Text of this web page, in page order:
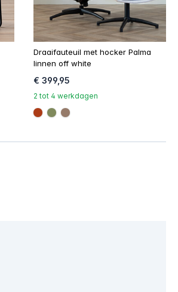
Draaifauteuil met hocker Palma
linnen off white
€ 399,95
2 tot 4 werkdagen
#ac3c17
#808a5d
#967b6a